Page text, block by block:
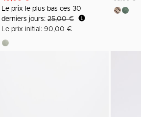
Le prix le plus bas ces 30
derniers jours: 25,00 €
Le prix initial: 90,00 €